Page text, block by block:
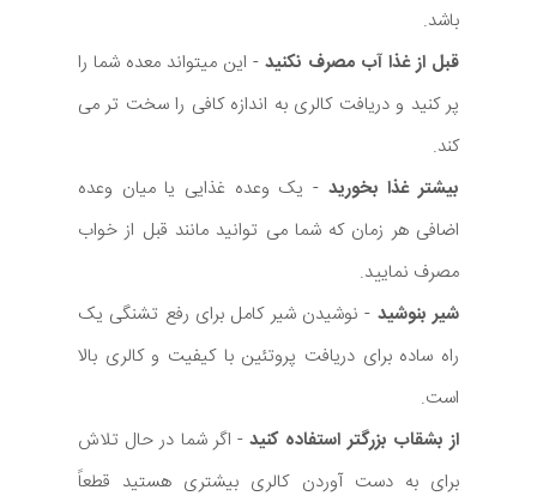
باشد.
قبل از غذا آب مصرف نکنید - این میتواند معده شما را
پر کنید و دریافت کالری به اندازه کافی را سخت تر می
کند.
بیشتر غذا بخورید - یک وعده غذایی یا میان وعده
اضافی هر زمان که شما می توانید مانند قبل از خواب
مصرف نمایید.
شیر بنوشید - نوشیدن شیر کامل برای رفع تشنگی یک
راه ساده برای دریافت پروتئین با کیفیت و کالری بالا
است.
از بشقاب بزرگتر استفاده کنید- اگر شما در حال تلاش
برای به دست آوردن کالری بیشتری هستید قطعاً